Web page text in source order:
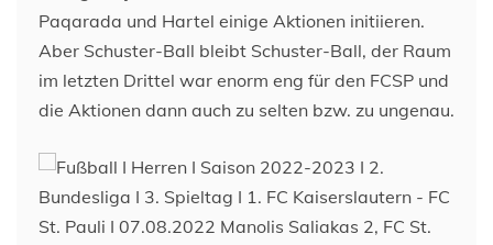
Paqarada und Hartel einige Aktionen initiieren.
Aber Schuster-Ball bleibt Schuster-Ball, der Raum
im letzten Drittel war enorm eng für den FCSP und
die Aktionen dann auch zu selten bzw. zu ungenau.